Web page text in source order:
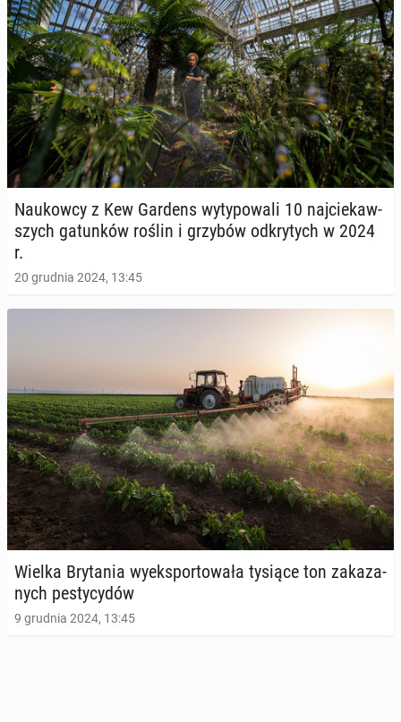
Na­ukow­cy z Kew Gardens wy­ty­po­wa­li 10 naj­cie­kaw­
szych ga­tun­ków roślin i grzybów od­kry­tych w 2024
r.
20 grudnia 2024, 13:45
Wielka Bry­ta­nia wy­eks­por­to­wa­ła tysiące ton za­ka­za­
nych pe­sty­cy­dów
9 grudnia 2024, 13:45